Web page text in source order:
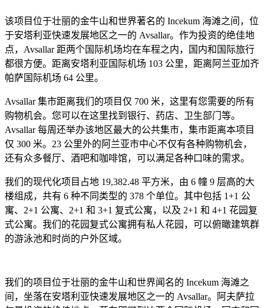
该项目位于壮丽的金牛山和世界著名的 Incekum 海滩之间，位
于安塔利亚快速发展地区之一的 Avsallar。作为投资的绝佳地
点，Avsallar 距两个国际机场均在车程之内，国内和国际旅行
都很方便。距离安塔利亚国际机场 103 公里，距离阿兰亚加齐
帕萨国际机场 64 公里。
Avsallar 集市距离我们的项目仅 700 米，这里有您需要的所有
购物机会。您可以在这里找到银行、药店、卫生部门等。
Avsallar 每周还举办该地区最大的公共集市，集市距离本项目
仅 300 米。23 公里外的阿兰亚市中心不仅有各种购物机会，
还有众多餐厅、酒吧和咖啡馆，可以满足各种口味的需求。
我们的现代化项目占地 19,382.48 平方米，由 6 幢 9 层高的大
楼组成，共有 6 种不同类型的 378 个单位。其中包括 1+1 公
寓、2+1 公寓、2+1 和 3+1 复式公寓，以及 2+1 和 4+1 花园复
式公寓。我们的花园复式公寓拥有私人花园，可以俯瞰建筑群
的游泳池和时尚的户外区域。
我们的项目位于壮丽的金牛山和世界闻名的 Incekum 海滩之
间，坐落在安塔利亚快速发展地区之一的 Avsallar。阿夫萨拉